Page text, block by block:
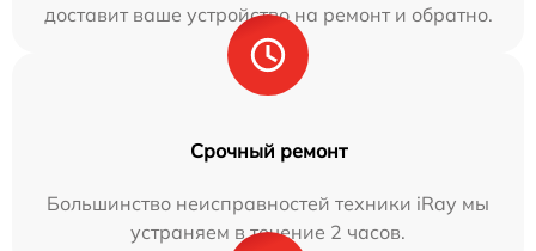
доставит ваше устройство на ремонт и обратно.
Срочный ремонт
Большинство неисправностей техники iRay мы
устраняем в течение 2 часов.